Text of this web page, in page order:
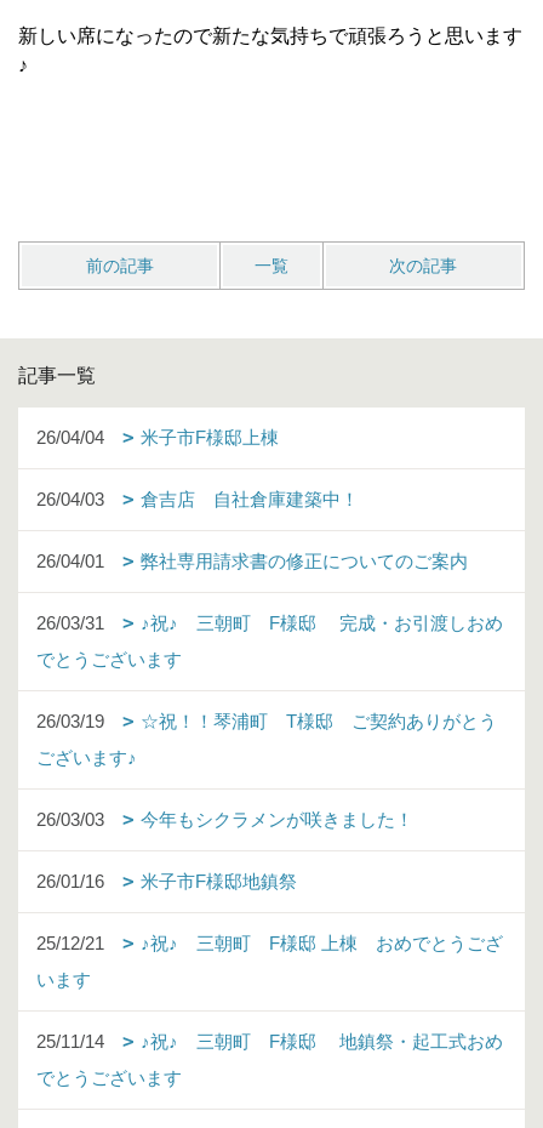
新しい席になったので新たな気持ちで頑張ろうと思います
♪
前の記事 一覧 次の記事
記事一覧
26/04/04 米子市F様邸上棟
26/04/03 倉吉店 自社倉庫建築中！
26/04/01 弊社専用請求書の修正についてのご案内
26/03/31
♪祝♪ 三朝町 F様邸 完成・お引渡しおめ
でとうございます
26/03/19
☆祝！！琴浦町 T様邸 ご契約ありがとう
ございます♪
26/03/03 今年もシクラメンが咲きました！
26/01/16 米子市F様邸地鎮祭
25/12/21
♪祝♪ 三朝町 F様邸 上棟 おめでとうござ
います
25/11/14
♪祝♪ 三朝町 F様邸 地鎮祭・起工式おめ
でとうございます